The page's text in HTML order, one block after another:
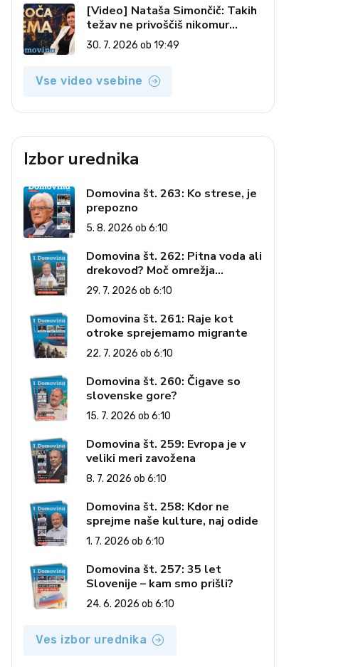
[Video] Nataša Simončič: Takih
težav ne privoščiš nikomur
(Vroča tema, 30. 7. 2026)
30. 7. 2026 ob 19:49
Vse video vsebine
Izbor urednika
Domovina št. 263: Ko strese, je
prepozno
5. 8. 2026 ob 6:10
Domovina št. 262: Pitna voda ali
drekovod? Moč omrežja
interesov
29. 7. 2026 ob 6:10
Domovina št. 261: Raje kot
otroke sprejemamo migrante
22. 7. 2026 ob 6:10
Domovina št. 260: Čigave so
slovenske gore?
15. 7. 2026 ob 6:10
Domovina št. 259: Evropa je v
veliki meri zavožena
8. 7. 2026 ob 6:10
Domovina št. 258: Kdor ne
sprejme naše kulture, naj odide
1. 7. 2026 ob 6:10
Domovina št. 257: 35 let
Slovenije – kam smo prišli?
24. 6. 2026 ob 6:10
Ves izbor urednika